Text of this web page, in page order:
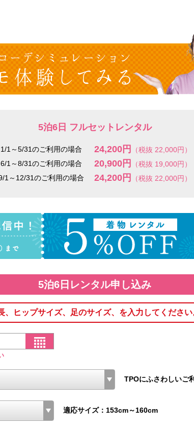
5泊6日 フルセットレンタル
1/1～5/31のご利用の場合 24,200円
（税抜 22,000円）
6/1～8/31のご利用の場合
20,900円
（税抜 19,000円）
1～12/31のご利用の場合
24,200円 （税抜 22,000円）
5泊6日レンタル申し込み
ヒップサイズ、足のサイズ、を入力してください
TPOにふさわしいご
適応サイズ：153cm～160cm